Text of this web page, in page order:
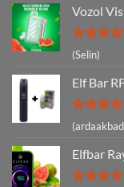
Vozol
5
5
oy aldı
(Selin)
Elf Bar
5
5
Elfbar